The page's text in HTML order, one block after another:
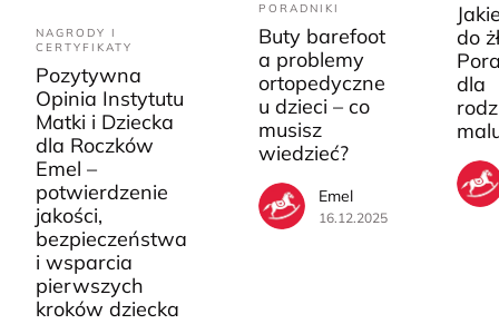
NAGRODY I
CERTYFIKATY
Pozytywna
Opinia Instytutu
Matki i Dziecka
dla Roczków
Emel –
potwierdzenie
jakości,
bezpieczeństwa
i wsparcia
pierwszych
kroków dziecka
PORADNIKI
Buty barefoot
a problemy
ortopedyczne
u dzieci – co
musisz
wiedzieć?
Emel
16.12.2025
do
dla